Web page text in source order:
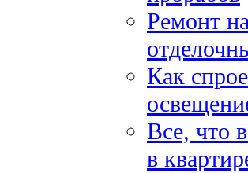
Ремонт
Как
Все, что
в